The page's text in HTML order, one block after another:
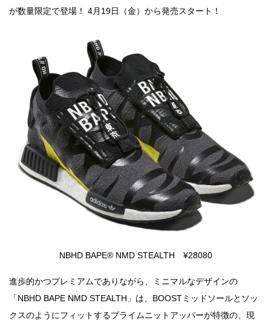
が数量限定で登場！ 4月19日（金）から発売スタート！
NBHD BAPE® NMD STEALTH ¥28080
進歩的かつプレミアムでありながら、ミニマルなデザインの
「NBHD BAPE NMD STEALTH」は、BOOSTミッドソールとソッ
クスのようにフィットするプライムニットアッパーが特徴の、現